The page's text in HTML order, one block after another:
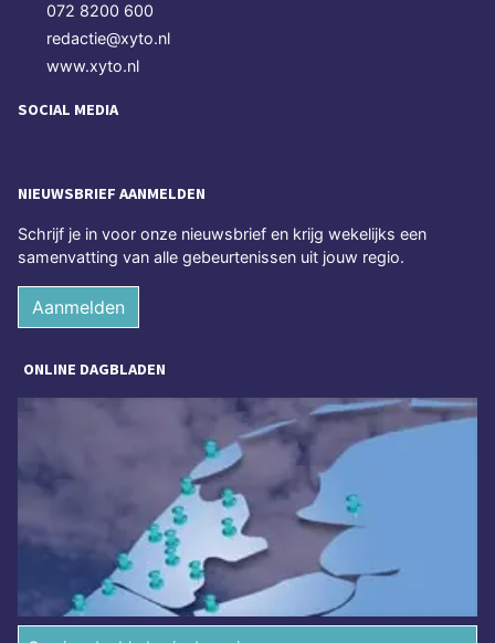
072 8200 600
redactie@xyto.nl
www.xyto.nl
SOCIAL MEDIA
NIEUWSBRIEF AANMELDEN
Schrijf je in voor onze nieuwsbrief en krijg wekelijks een
samenvatting van alle gebeurtenissen uit jouw regio.
Aanmelden
ONLINE DAGBLADEN